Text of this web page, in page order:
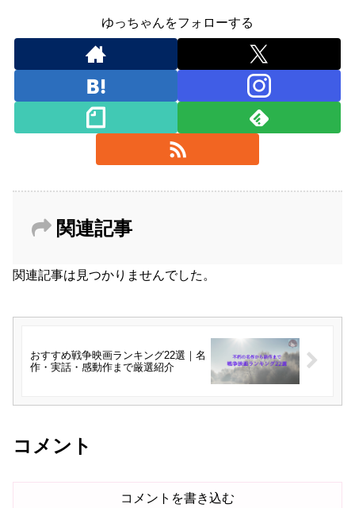
ゆっちゃんをフォローする
関連記事
関連記事は見つかりませんでした。
おすすめ戦争映画ランキング22選｜名
作・実話・感動作まで厳選紹介
コメント
コメントを書き込む